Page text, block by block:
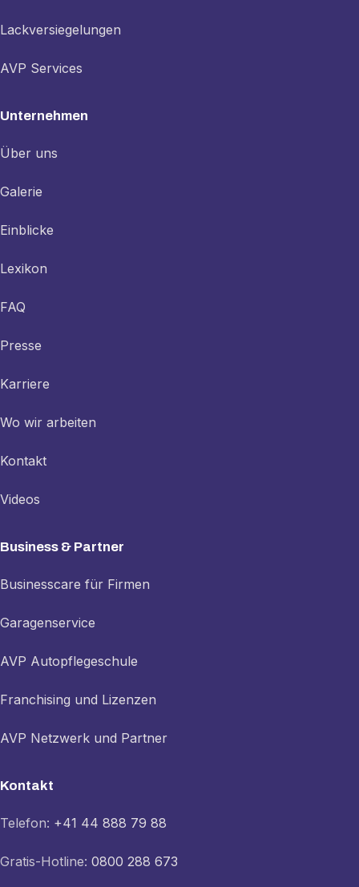
Lackversiegelungen
AVP Services
Unternehmen
Über uns
Galerie
Einblicke
Lexikon
FAQ
Presse
Karriere
Wo wir arbeiten
Kontakt
Videos
Business & Partner
Businesscare für Firmen
Garagenservice
AVP Autopflegeschule
Franchising und Lizenzen
AVP Netzwerk und Partner
Kontakt
Telefon: +41 44 888 79 88
Gratis-Hotline: 0800 288 673